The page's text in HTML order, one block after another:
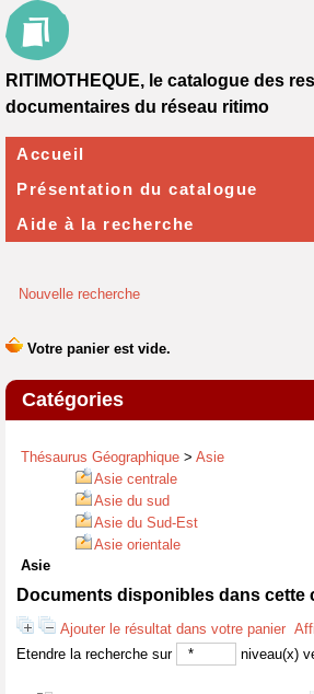
Nouvelle recherche
Catégories
Thésaurus Géographique > Asie
Asie centrale
Asie du sud
Asie du Sud-Est
Asie orientale
Asie
Documents disponibles dans cette
Ajouter le résultat dans votre panier
Etendre la recherche sur
niveau(x)
RITIMOTHEQUE, le catalogue des
documentaires du réseau ritimo
Accueil
Présentation du catalogue
Aide à la recherche